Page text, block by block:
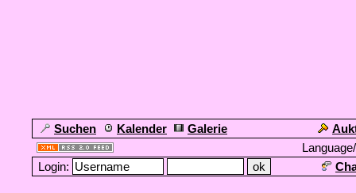
Suchen Kalender Galerie
Login: